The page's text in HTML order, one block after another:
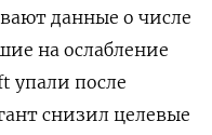
данные о числе
на ослабление
упали после
снизил целевые